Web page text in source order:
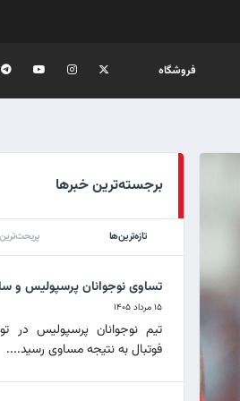
فروشگاه
برجسته‌ترین خبرها
تازه‌ترین‌ها
تساوی نوجوانان پرسپولیس و
۱۵ مرداد ۱۴۰۵
تیم نوجوانان پرسپولیس در
فوتبال به نتیجه مساوی رسید....